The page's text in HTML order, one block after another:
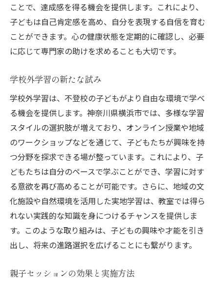
ことで、達成感を得る機会を提供します。これにより、
子どもは自己肯定感を高め、自分を表現する自信を育む
ことができます。心の健康状態を定期的に確認し、必要
に応じて専門家の助けを求めることも大切です。
学校外学習の新たな試み
学校外学習は、不登校の子どもがより自由な環境で学べ
る機会を提供します。神奈川県横浜市では、多様な学習
スタイルの選択肢が増えており、オンライン授業や地域
のワークショップなどを通じて、子どもたちが興味を持
つ分野を探求できる場が整っています。これにより、子
どもたちは自分のペースで学ぶことができ、学習に対す
る意欲を再び高めることが可能です。さらに、地域の文
化施設や自然環境を活用した実地学習は、教室では得ら
れない実践的な知識を身につけるチャンスを提供しま
す。このような取り組みは、子どもの興味や才能を引き
出し、将来の進路選択を広げることにも繋がります。
親子セッションの効果と実施方法